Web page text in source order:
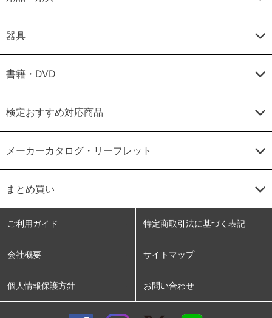
器具
書籍・DVD
検定おすすめ対応商品
メーカーカタログ・リーフレット
まとめ買い
ご利用ガイド 特定商取引法に基づく表記
会社概要 サイトマップ
個人情報保護方針 お問い合わせ